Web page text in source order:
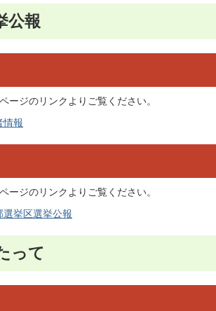
公報
ージのリンクよりご覧ください。
情報
ージのリンクよりご覧ください。
挙区選挙公報
って